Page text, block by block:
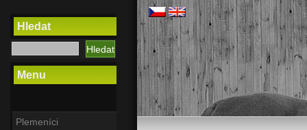
Hledat
Menu
Plemeníci